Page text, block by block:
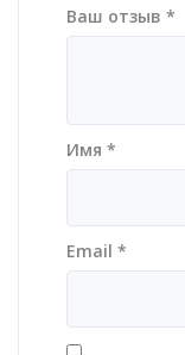
Ваш отзыв *
Имя *
Email *